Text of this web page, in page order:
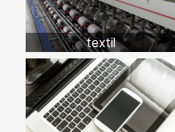
textil